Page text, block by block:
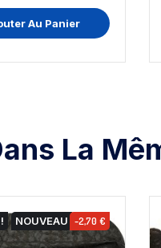
Au Panier
La
NOUVEAU -2,70 €